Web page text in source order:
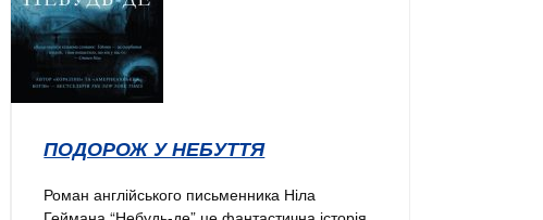
ПОДОРОЖ У НЕБУТТЯ
Роман англійського письменника Ніла